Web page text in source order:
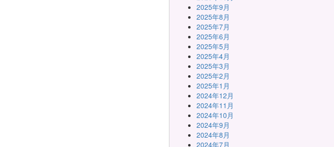
2025年9月
2025年8月
2025年7月
2025年6月
2025年5月
2025年4月
2025年3月
2025年2月
2025年1月
2024年12月
2024年11月
2024年10月
2024年9月
2024年8月
2024年7月